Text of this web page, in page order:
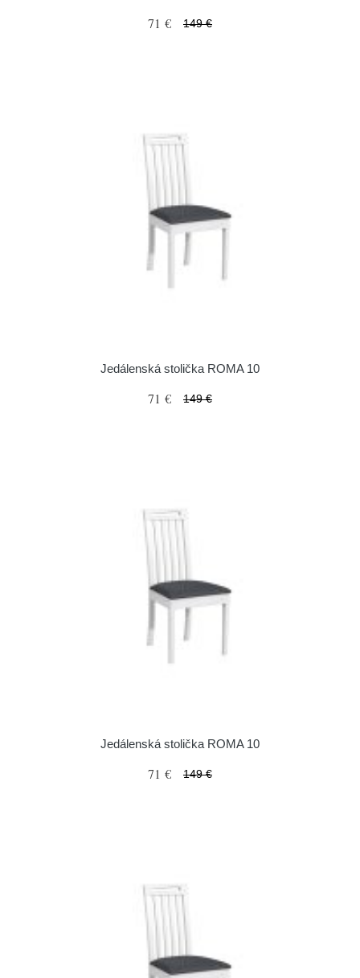
71 € 149 €
Jedálenská stolička ROMA 10
71 € 149 €
Jedálenská stolička ROMA 10
71 € 149 €